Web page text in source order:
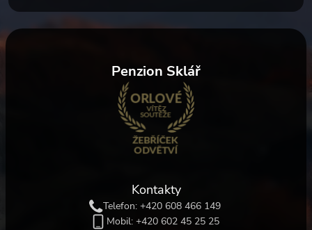
Penzion Sklář
Kontakty
Telefon: +420 608 466 149
Mobil: +420 602 45 25 25